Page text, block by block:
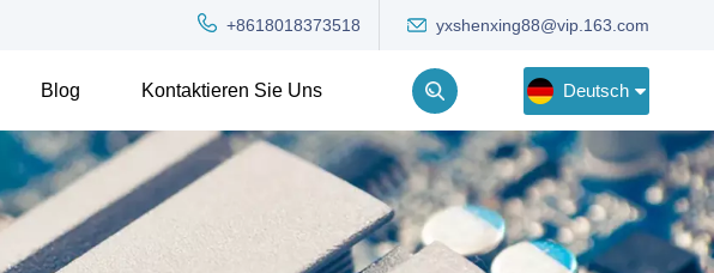
+8618018373518 yxshenxing88@vip.163.com
Blog Kontaktieren Sie Uns Deutsch
English
Deutsch